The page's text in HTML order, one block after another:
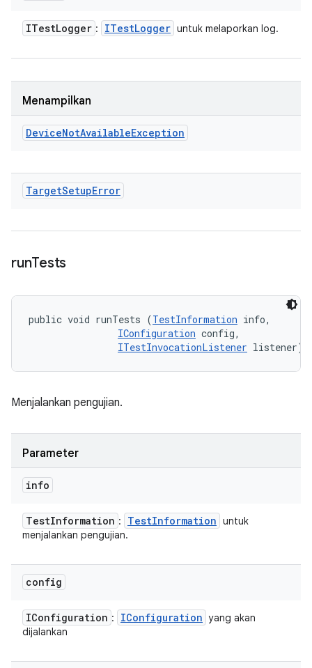
ITestLogger : ITestLogger untuk melaporkan log.
Menampilkan
DeviceNotAvailableException
TargetSetupError
runTests
public void runTests (TestInformation info,
IConfiguration config,
ITestInvocationListener listener)
Menjalankan pengujian.
Parameter
info
TestInformation : TestInformation untuk
menjalankan pengujian.
config
IConfiguration : IConfiguration yang akan
dijalankan